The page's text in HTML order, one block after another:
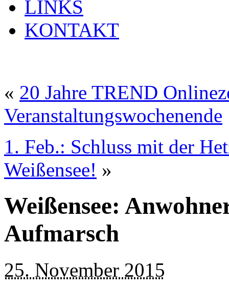
LINKS
KONTAKT
« 20 Jahre TREND
Veranstaltungswochenende
1. Feb.: Schluss mit der
Weißensee! »
Weißensee:
Aufmarsch
25. November 2015